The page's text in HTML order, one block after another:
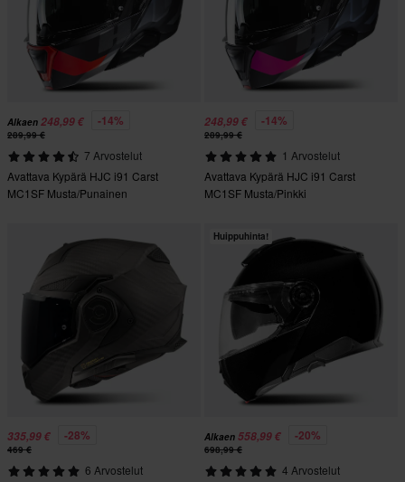
Alkaen 248,99 € -14%
289,99 €
7 Arvostelut
Avattava Kypärä HJC i91 Carst
MC1SF Musta/Punainen
248,99 € -14%
289,99 €
1 Arvostelut
Avattava Kypärä HJC i91 Carst
MC1SF Musta/Pinkki
335,99 € -28%
469 €
6 Arvostelut
Huippuhinta!
Alkaen 558,99 € -20%
698,99 €
4 Arvostelut